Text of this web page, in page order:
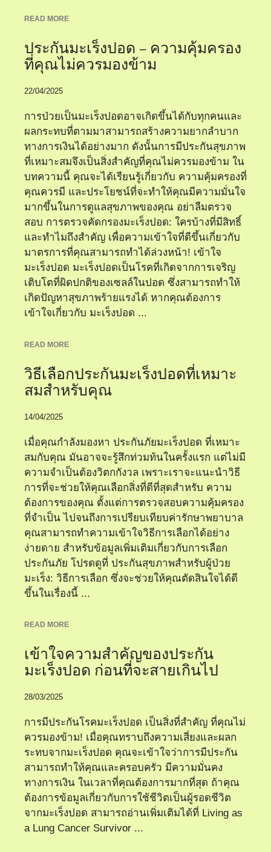
READ MORE
ประกันมะเร็งปอด – ความคุ้มครอง
ที่คุณไม่ควรมองข้าม
22/04/2025
การป่วยเป็นมะเร็งปอดอาจเกิดขึ้นได้กับทุกคนและ
ผลกระทบที่ตามมาสามารถสร้างความยากลำบาก
ทางการเงินได้อย่างมาก ดังนั้นการมีประกันสุขภาพ
ที่เหมาะสมจึงเป็นสิ่งสำคัญที่คุณไม่ควรมองข้าม ใน
บทความนี้ คุณจะได้เรียนรู้เกี่ยวกับ ความคุ้มครองที่
คุณควรมี และประโยชน์ที่จะทำให้คุณมีความมั่นใจ
มากขึ้นในการดูแลสุขภาพของคุณ อย่าลืมตรวจ
สอบ การตรวจคัดกรองมะเร็งปอด: ใครบ้างที่มีสิทธิ์
และทำไมถึงสำคัญ เพื่อความเข้าใจที่ดีขึ้นเกี่ยวกับ
มาตรการที่คุณสามารถทำได้ล่วงหน้า! เข้าใจ
มะเร็งปอด มะเร็งปอดเป็นโรคที่เกิดจากการเจริญ
เติบโตที่ผิดปกติของเซลล์ในปอด ซึ่งสามารถทำให้
เกิดปัญหาสุขภาพร้ายแรงได้ หากคุณต้องการ
เข้าใจเกี่ยวกับ มะเร็งปอด ...
READ MORE
วิธีเลือกประกันมะเร็งปอดที่เหมาะ
สมสำหรับคุณ
14/04/2025
เมื่อคุณกำลังมองหา ประกันภัยมะเร็งปอด ที่เหมาะ
สมกับคุณ มันอาจจะรู้สึกท่วมท้นในครั้งแรก แต่ไม่มี
ความจำเป็นต้องวิตกกังวล เพราะเราจะแนะนำวิธี
การที่จะช่วยให้คุณเลือกสิ่งที่ดีที่สุดสำหรับ ความ
ต้องการของคุณ ตั้งแต่การตรวจสอบความคุ้มครอง
ที่จำเป็น ไปจนถึงการเปรียบเทียบค่ารักษาพยาบาล
คุณสามารถทำความเข้าใจวิธีการเลือกได้อย่าง
ง่ายดาย สำหรับข้อมูลเพิ่มเติมเกี่ยวกับการเลือก
ประกันภัย โปรดดูที่ ประกันสุขภาพสำหรับผู้ป่วย
มะเร็ง: วิธีการเลือก ซึ่งจะช่วยให้คุณตัดสินใจได้ดี
ขึ้นในเรื่องนี้ ...
READ MORE
เข้าใจความสำคัญของประกัน
มะเร็งปอด ก่อนที่จะสายเกินไป
28/03/2025
การมีประกันโรคมะเร็งปอด เป็นสิ่งที่สำคัญ ที่คุณไม่
ควรมองข้าม! เมื่อคุณทราบถึงความเสี่ยงและผลก
ระทบจากมะเร็งปอด คุณจะเข้าใจว่าการมีประกัน
สามารถทำให้คุณและครอบครัว มีความมั่นคง
ทางการเงิน ในเวลาที่คุณต้องการมากที่สุด ถ้าคุณ
ต้องการข้อมูลเกี่ยวกับการใช้ชีวิตเป็นผู้รอดชีวิต
จากมะเร็งปอด สามารถอ่านเพิ่มเติมได้ที่ Living as
a Lung Cancer Survivor ...